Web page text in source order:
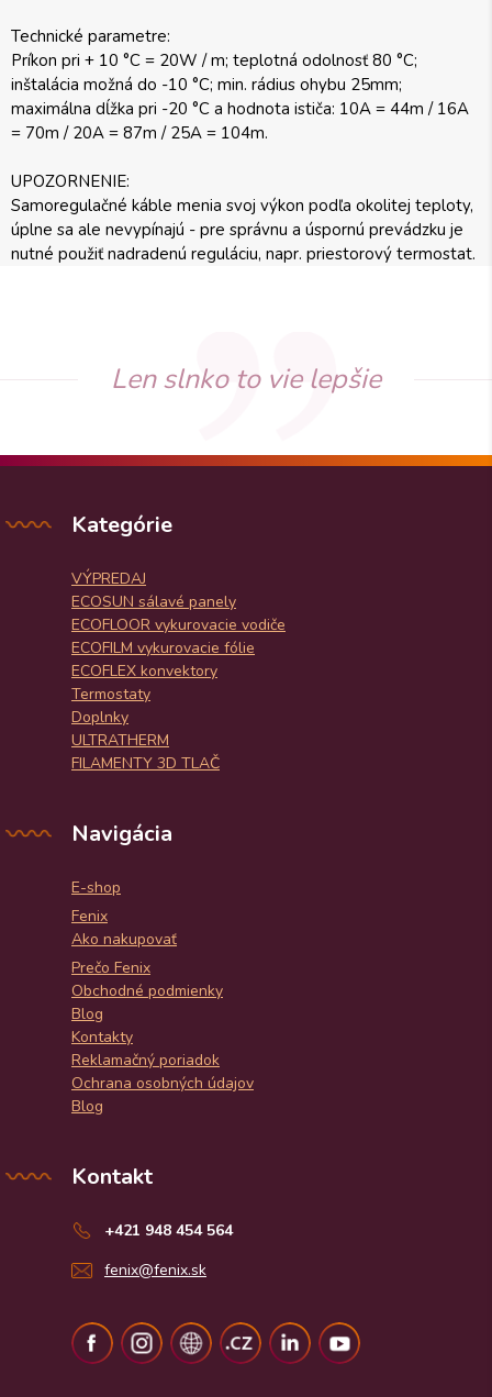
Technické parametre:
Príkon pri + 10 °C = 20W / m; teplotná odolnosť 80 °C;
inštalácia možná do -10 °C; min. rádius ohybu 25mm;
maximálna dĺžka pri -20 °C a hodnota ističa: 10A = 44m / 16A
= 70m / 20A = 87m / 25A = 104m.
UPOZORNENIE:
Samoregulačné káble menia svoj výkon podľa okolitej teploty,
úplne sa ale nevypínajú - pre správnu a úspornú prevádzku je
nutné použiť nadradenú reguláciu, napr. priestorový termostat.
Len slnko to vie lepšie
Kategórie
VÝPREDAJ
ECOSUN sálavé panely
ECOFLOOR vykurovacie vodiče
ECOFILM vykurovacie fólie
ECOFLEX konvektory
Termostaty
Doplnky
ULTRATHERM
FILAMENTY 3D TLAČ
Navigácia
E-shop
Fenix
Ako nakupovať
Prečo Fenix
Obchodné podmienky
Blog
Kontakty
Reklamačný poriadok
Ochrana osobných údajov
Blog
Kontakt
+421 948 454 564
fenix@fenix.sk